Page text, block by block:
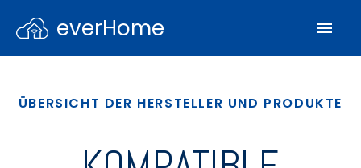
everHome
ÜBERSICHT DER HERSTELLER UND PRODUKTE